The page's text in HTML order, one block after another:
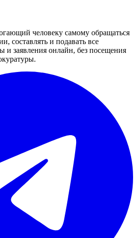
человеку самому обращаться
составлять и подавать все
и заявления онлайн, без посещения